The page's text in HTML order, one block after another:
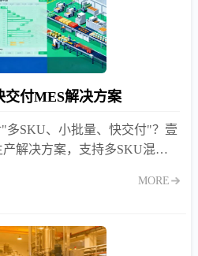
交付MES解决方案
多SKU、小批量、快交付"？壹
解决方案，支持多SKU混线
MORE